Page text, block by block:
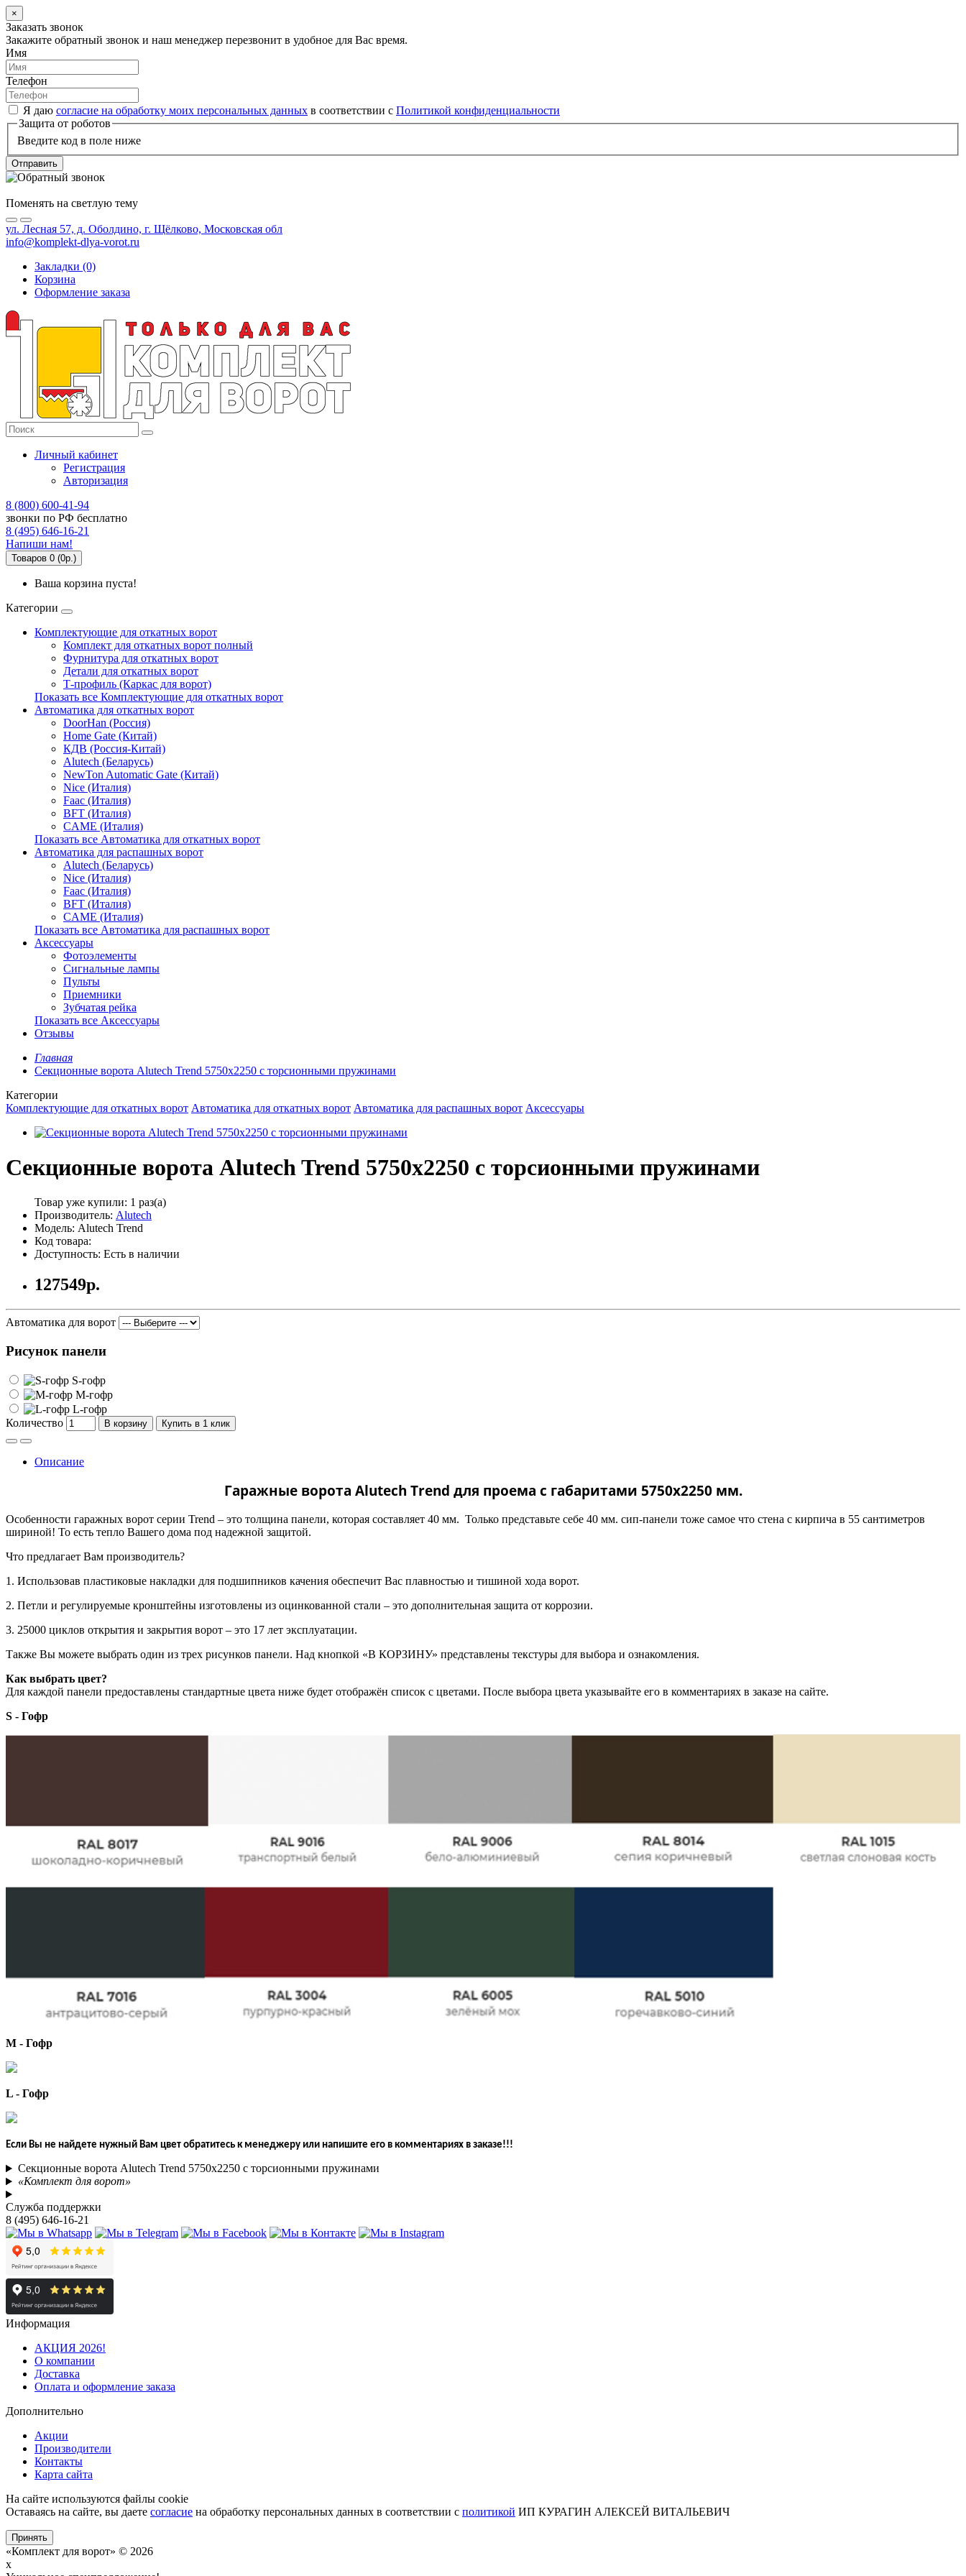
×
Заказать звонок
Закажите обратный звонок и наш менеджер перезвонит в удобное для Вас время.
Имя
Телефон
Я даю согласие на обработку моих персональных данных в соответствии с Политикой конфиденциальности
Защита от роботов
Введите код в поле ниже
Отправить
Поменять на светлую тему
ул. Лесная 57, д. Оболдино, г. Щёлково, Московская обл
info@komplekt-dlya-vorot.ru
Закладки (0)
Корзина
Оформление заказа
Личный кабинет
Регистрация
Авторизация
8 (800) 600-41-94
звонки по РФ бесплатно
8 (495) 646-16-21
Напиши нам!
Товаров 0 (0р.)
Ваша корзина пуста!
Категории
Комплектующие для откатных ворот
Комплект для откатных ворот полный
Фурнитура для откатных ворот
Детали для откатных ворот
Т-профиль (Каркас для ворот)
Показать все Комплектующие для откатных ворот
Автоматика для откатных ворот
DoorHan (Россия)
Home Gate (Китай)
КДВ (Россия-Китай)
Alutech (Беларусь)
NewTon Automatic Gate (Китай)
Nice (Италия)
Faac (Италия)
BFT (Италия)
CAME (Италия)
Показать все Автоматика для откатных ворот
Автоматика для распашных ворот
Alutech (Беларусь)
Nice (Италия)
Faac (Италия)
BFT (Италия)
CAME (Италия)
Показать все Автоматика для распашных ворот
Аксессуары
Фотоэлементы
Сигнальные лампы
Пульты
Приемники
Зубчатая рейка
Показать все Аксессуары
Отзывы
Главная
Секционные ворота Alutech Trend 5750х2250 с торсионными пружинами
Категории
Комплектующие для откатных ворот Автоматика для откатных ворот Автоматика для распашных ворот Аксессуары
Секционные ворота Alutech Trend 5750х2250 с торсионными пружинами
Товар уже купили: 1 раз(а)
Производитель: Alutech
Модель: Alutech Trend
Код товара:
Доступность: Есть в наличии
127549р.
Автоматика для ворот
Рисунок панели
S-гофр
M-гофр
L-гофр
Количество
В корзину Купить в 1 клик
Описание
Гаражные ворота Alutech Trend для проема с габаритами 5750х2250 мм.
Особенности гаражных ворот серии Trend – это толщина панели, которая составляет 40 мм. Только представьте себе 40 мм. сип-панели тоже самое что стена с кирпича в 55 сантиметров
шириной! То есть тепло Вашего дома под надежной защитой.
Что предлагает Вам производитель?
1. Использовав пластиковые накладки для подшипников качения обеспечит Вас плавностью и тишиной хода ворот.
2. Петли и регулируемые кронштейны изготовлены из оцинкованной стали – это дополнительная защита от коррозии.
3. 25000 циклов открытия и закрытия ворот – это 17 лет эксплуатации.
Также Вы можете выбрать один из трех рисунков панели. Над кнопкой «В КОРЗИНУ» представлены текстуры для выбора и ознакомления.
Как выбрать цвет?
Для каждой панели предоставлены стандартные цвета ниже будет отображён список с цветами. После выбора цвета указывайте его в комментариях в заказе на сайте.
S - Гофр
М - Гофр
L - Гофр
Если Вы не найдете нужный Вам цвет обратитесь к менеджеру или напишите его в комментариях в заказе!!!
Секционные ворота Alutech Trend 5750х2250 с торсионными пружинами
«Комплект для ворот»
Служба поддержки
8 (495) 646-16-21
Информация
АКЦИЯ 2026!
О компании
Доставка
Оплата и оформление заказа
Дополнительно
Акции
Производители
Контакты
Карта сайта
На сайте используются файлы cookie
Оставаясь на сайте, вы даете согласие на обработку персональных данных в соответствии с политикой ИП КУРАГИН АЛЕКСЕЙ ВИТАЛЬЕВИЧ
Принять
«Комплект для ворот» © 2026
x